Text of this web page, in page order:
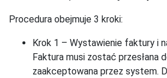
Procedura obejmuje 3 kroki:
Krok 1 – Wystawienie faktury i
Faktura musi zostać przesłana
zaakceptowana przez system.